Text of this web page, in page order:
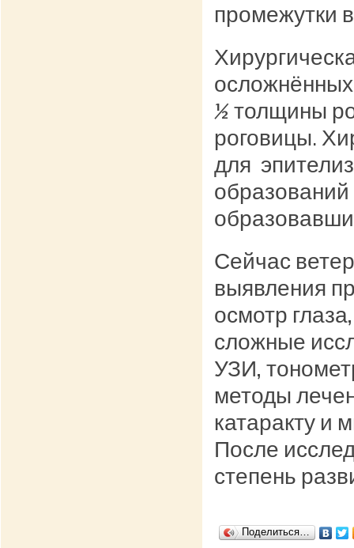
промежутки
осложнённых
½ толщины
роговицы.
для
образований
Сейчас
выявления
осмотр
сложные
УЗИ,
методы
катаракту и
После
степень
Поделиться…